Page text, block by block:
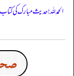
الحمدللہ! حدیث مبارک کی